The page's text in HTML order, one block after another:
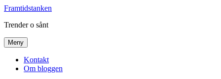
Framtidstanken
Trender o sånt
Meny
Kontakt
Om bloggen